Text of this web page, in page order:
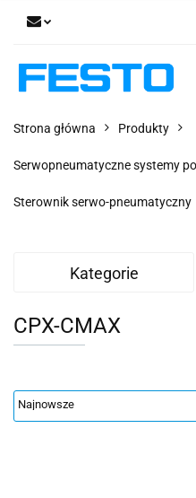
Strona główna Produkty
Serwopneumatyczne systemy
Sterownik serwo-pneumatyczny
Kategorie
CPX-CMAX